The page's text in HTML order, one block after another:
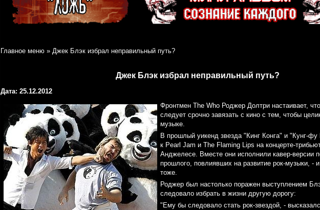
Главное меню » Джек Блэк избрал неправильный путь?
Джек Блэк избрал неправильный путь?
Дата: 25.12.2012
Фронтмен The Who Роджер Долтри настаивает,
следует срочно завязать с кино с тем, чтобы
музыке.
В прошлый уикенд звезда "Кинг Конга" и "Кунг-
к Pearl Jam и The Flaming Lips на концерте-
Анджелесе. Вместе они исполнили кавер-версии
прошлого, повлиявших на развитие рок-музыки, -
тоже.
Роджер был настолько поражен выступлением
следовало избрать в жизни другую дорогу:
"Ему бы следовало стать рок-звездой, -